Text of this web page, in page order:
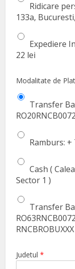
Ridicare
133a,
Expediere
22 lei
Modalitate de
Transfer
Ramburs: +
Cash (
Sector 1 )
Transfer
Judetul*